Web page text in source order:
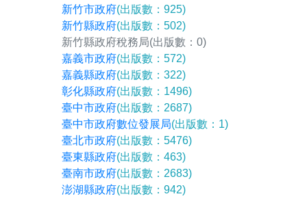
新竹市政府(出版數：925)
新竹縣政府(出版數：502)
新竹縣政府稅務局(出版數：0)
嘉義市政府(出版數：572)
嘉義縣政府(出版數：322)
彰化縣政府(出版數：1496)
臺中市政府(出版數：2687)
臺中市政府數位發展局(出版數：1)
臺北市政府(出版數：5476)
臺東縣政府(出版數：463)
臺南市政府(出版數：2683)
澎湖縣政府(出版數：942)